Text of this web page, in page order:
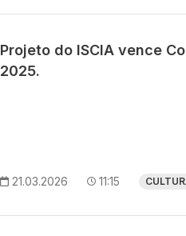
Projeto do ISCIA vence
2025.
21.03.2026 11:15